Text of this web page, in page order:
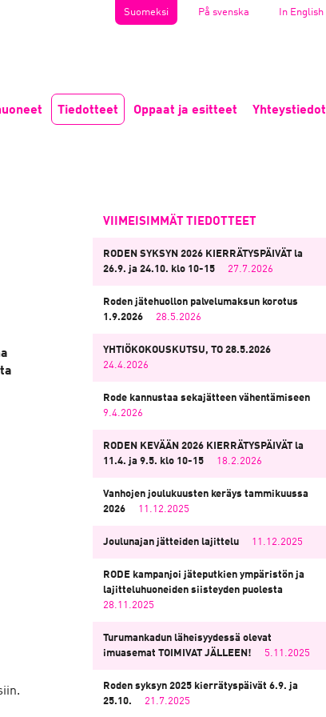
Suomeksi På svenska In English
Tiedotteet Oppaat ja esitteet Yhteystiedot
VIIMEISIMMÄT TIEDOTTEET
RODEN SYKSYN 2026 KIERRÄTYSPÄIVÄT la
26.9. ja 24.10. klo 10-15
27.7.2026
Roden jätehuollon palvelumaksun korotus
1.9.2026
28.5.2026
YHTIÖKOKOUSKUTSU, TO 28.5.2026
24.4.2026
Rode kannustaa sekajätteen vähentämiseen
9.4.2026
RODEN KEVÄÄN 2026 KIERRÄTYSPÄIVÄT la
11.4. ja 9.5. klo 10-15
18.2.2026
Vanhojen joulukuusten keräys tammikuussa
2026
11.12.2025
Joulunajan jätteiden lajittelu 11.12.2025
RODE kampanjoi jäteputkien ympäristön ja
lajitteluhuoneiden siisteyden puolesta
28.11.2025
Turumankadun läheisyydessä olevat
imuasemat TOIMIVAT JÄLLEEN!
5.11.2025
Roden syksyn 2025 kierrätyspäivät 6.9. ja
25.10.
21.7.2025